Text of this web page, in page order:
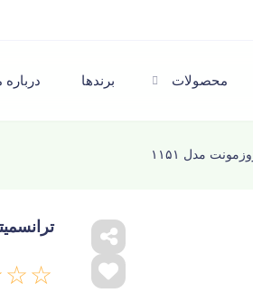
محصولات برندها درباره
مدل ۱۱۵۱